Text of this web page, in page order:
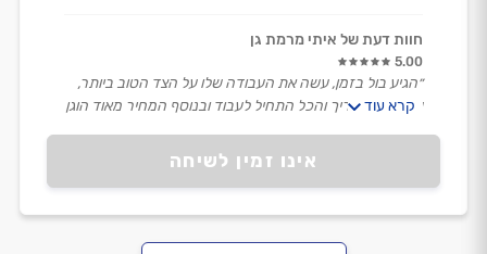
אינו זמין לשיחה
חוות דעת של איתי מרמת גן
5.00
״הגיע בול בזמן, עשה את העבודה שלו על הצד הטוב ביותר,
עבד כמו שצריך והכל התחיל לעבוד ובנוסף המחיר מאוד הוגן
קרא עוד